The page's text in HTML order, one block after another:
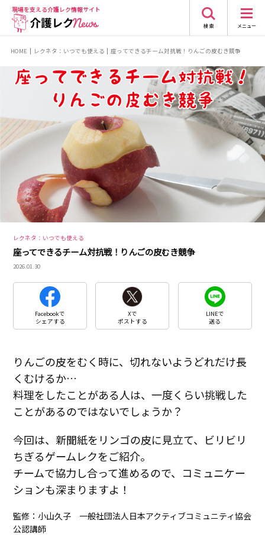
現場を支える介護レク情報サイト
検 索 メニュー
HOME レクネタ：いつでも使える 座ってできるチーム対抗戦！りんごの皮むき競争
レクネタ：いつでも使える
座ってできるチーム対抗戦！りんごの皮むき競争
2026.01.30
Facebookで
シェアする
Xで
ポストする
LINEで
送る
りんごの皮をむく時に、切れないようどれだけ長
くむけるか…
料理をしたことがある人は、一度くらい挑戦した
ことがあるのではないでしょうか？
今回は、新聞紙をリンゴの皮に見立て、ビリビリ
ちぎるゲームレクをご紹介。
チームで協力し合って進めるので、コミュニケー
ションも深まりますよ！
監修：小山久子 一般社団法人日本アクティブコミュニティ協会
公認講師